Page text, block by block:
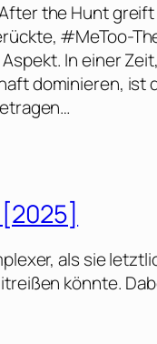
the Hunt
#MeToo-
In einer
dominieren, ist
als sie
könnte.